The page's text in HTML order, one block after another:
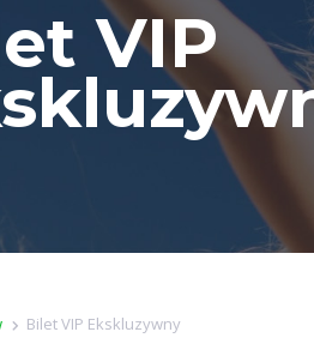
VIP
Bilet VIP Ekskluzywny